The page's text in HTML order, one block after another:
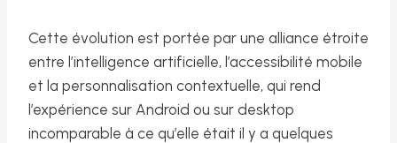
Cette évolution est portée par une alliance étroite
entre l’intelligence artificielle, l’accessibilité mobile
et la personnalisation contextuelle, qui rend
l’expérience sur Android ou sur desktop
incomparable à ce qu’elle était il y a quelques